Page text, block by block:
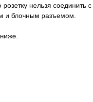
нельзя соединить
и блочным разъемом.